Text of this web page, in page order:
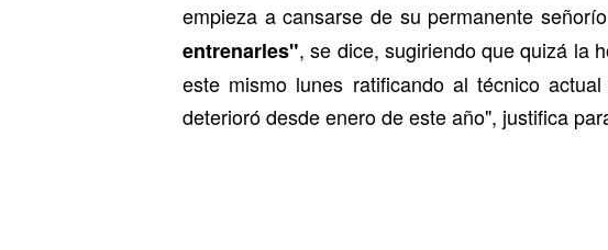
empieza a cansarse de su permanente
entrenarles", se dice, sugiriendo que quizá la
este mismo lunes ratificando al técnico
deterioró desde enero de este año", justifica